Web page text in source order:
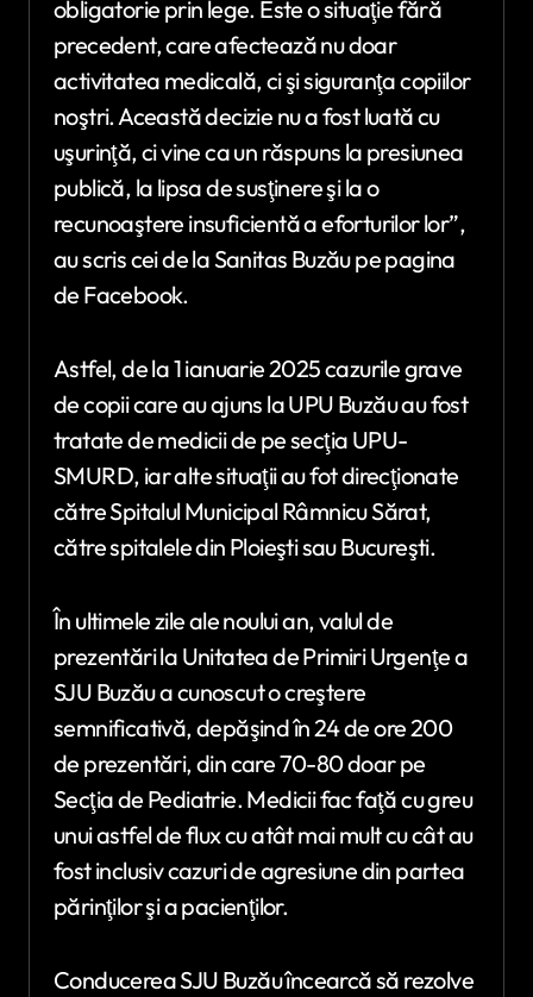
obligatorie prin lege. Este o situaţie fără
precedent, care afectează nu doar
activitatea medicală, ci şi siguranţa copiilor
noştri. Această decizie nu a fost luată cu
uşurinţă, ci vine ca un răspuns la presiunea
publică, la lipsa de susţinere şi la o
recunoaştere insuficientă a eforturilor lor”,
au scris cei de la Sanitas Buzău pe pagina
de Facebook.
Astfel, de la 1 ianuarie 2025 cazurile grave
de copii care au ajuns la UPU Buzău au fost
tratate de medicii de pe secţia UPU-
SMURD, iar alte situaţii au fot direcţionate
către Spitalul Municipal Râmnicu Sărat,
către spitalele din Ploieşti sau Bucureşti.
În ultimele zile ale noului an, valul de
prezentări la Unitatea de Primiri Urgenţe a
SJU Buzău a cunoscut o creştere
semnificativă, depăşind în 24 de ore 200
de prezentări, din care 70-80 doar pe
Secţia de Pediatrie. Medicii fac faţă cu greu
unui astfel de flux cu atât mai mult cu cât au
fost inclusiv cazuri de agresiune din partea
părinţilor şi a pacienţilor.
Conducerea SJU Buzău încearcă să rezolve